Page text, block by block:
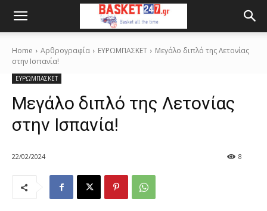
Home Αρθρογραφία ΕΥΡΩΜΠΑΣΚΕΤ
Μεγάλο διπλό της Λετονίας
στην Ισπανία!
ΕΥΡΩΜΠΑΣΚΕΤ
Μεγάλο διπλό της Λετονίας
στην Ισπανία!
22/02/2024 8